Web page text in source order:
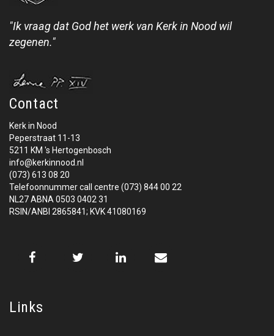
"Ik vraag dat God het werk van Kerk in Nood wil
zegenen."
Contact
Kerk in Nood
Peperstraat 11-13
5211 KM 's Hertogenbosch
info@kerkinnood.nl
(073) 613 08 20
Telefoonnummer call centre (073) 844 00 22
NL27 ABNA 0503 0402 31
RSIN/ANBI 2865841; KVK 41080169
Links